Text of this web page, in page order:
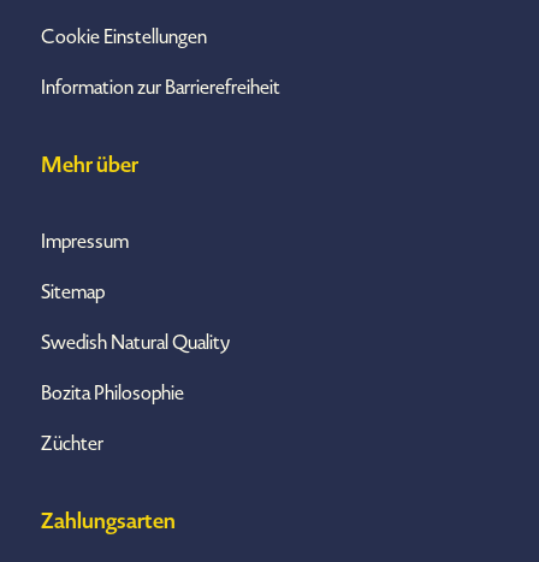
Cookie Einstellungen
Information zur Barrierefreiheit
Mehr über
Impressum
Sitemap
Swedish Natural Quality
Bozita Philosophie
Züchter
Zahlungsarten